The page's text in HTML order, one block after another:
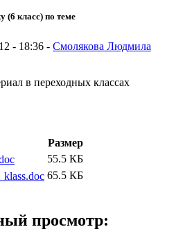
(6 класс) по теме
- 18:36 - Смолякова Людмила
в переходных классах
Размер
55.5 КБ
65.5 КБ
просмотр: